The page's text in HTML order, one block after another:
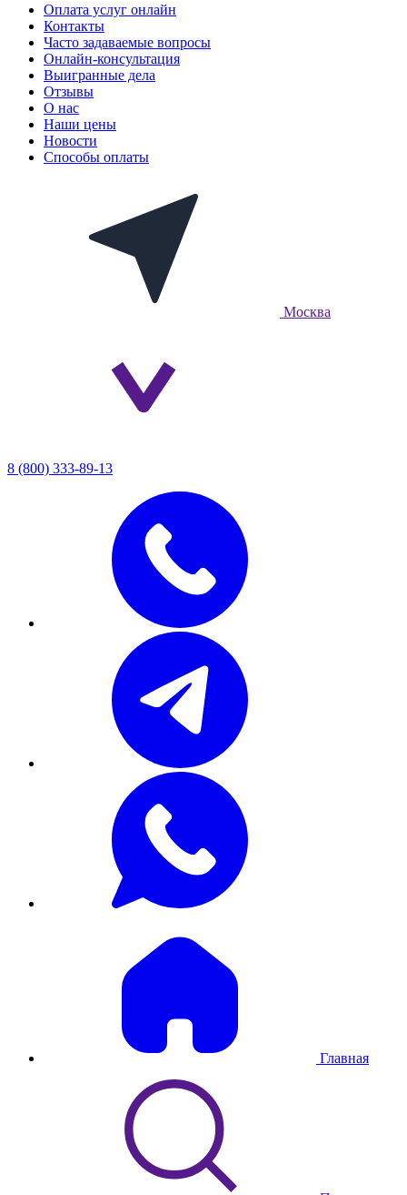
Оплата услуг онлайн
Контакты
Часто задаваемые вопросы
Онлайн-консультация
Выигранные дела
Отзывы
О нас
Наши цены
Новости
Способы оплаты
Москва
8 (800) 333-89-13
Главная